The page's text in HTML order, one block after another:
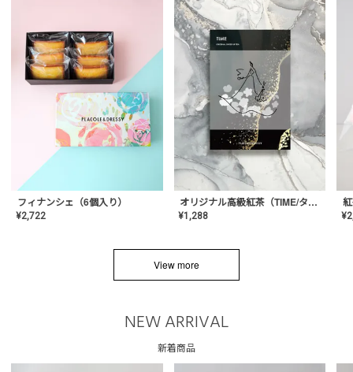
フィナンシェ（6個入り）
¥2,722
オリジナル高級紅茶（TIME/タイム）【ギフト/プチギフト/プレゼント/内祝い/結婚式/オリジナル配合/高品質/ハーブティー/茶葉/記念日/お返し/手土産/美容/おしゃれ】
¥1,288 ¥
View more
NEW ARRIVAL
新着商品